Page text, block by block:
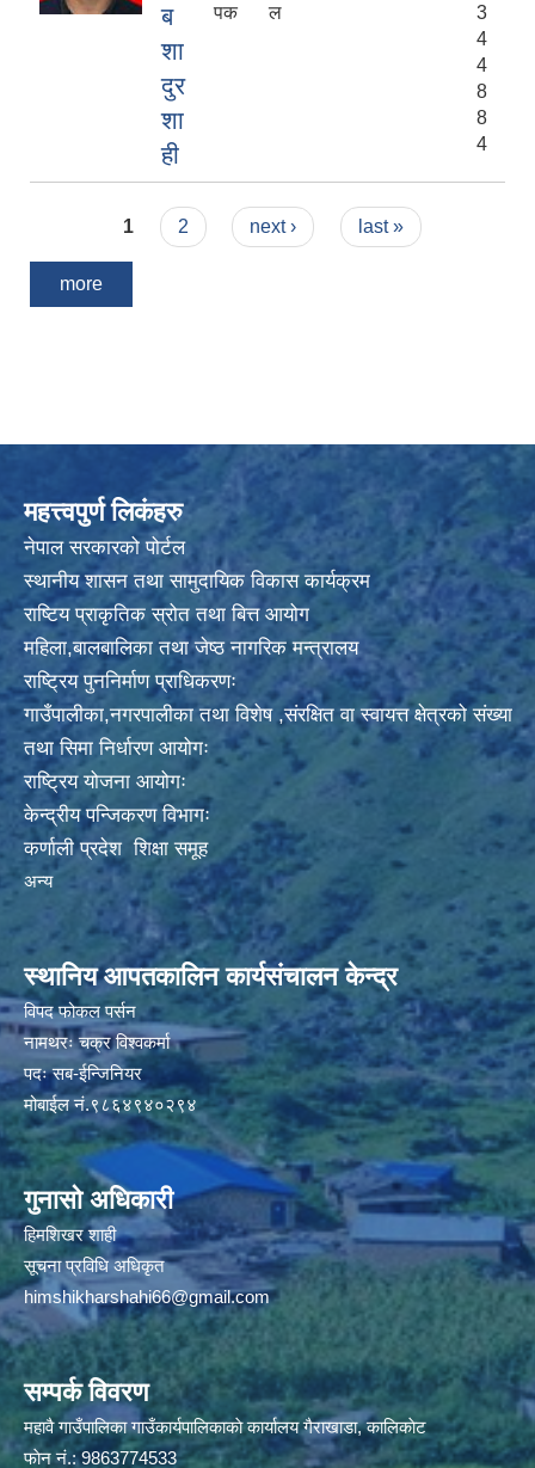
ब
शा
दुर
शा
ही
पक
ल
3
4
4
8
8
4
Pages
1 2 next › last »
more
महत्त्वपुर्ण लिकंहरु
नेपाल सरकारको पोर्टल
स्थानीय शासन तथा सामुदायिक विकास कार्यक्रम
राष्टिय प्राकृतिक स्रोत तथा बित्त आयोग
महिला,बालबालिका तथा जेष्ठ नागरिक मन्त्रालय
राष्ट्रिय पुननिर्माण प्राधिकरणः
गाउँपालीका,नगरपालीका तथा विशेष ,संरक्षित वा स्वायत्त क्षेत्रको संख्या
तथा सिमा निर्धारण आयोगः
राष्ट्रिय योजना आयोगः
केन्द्रीय पन्जिकरण विभागः
कर्णाली प्रदेश शिक्षा समूह
अन्य
स्थानिय आपतकालिन कार्यसंचालन केन्द्र
विपद फोकल पर्सन
नामथरः चक्र विश्वकर्मा
पदः सब-ईन्जिनियर
मोबाईल नं.९८६४९४०२९४
गुनासो अधिकारी
हिमशिखर शाही
सूचना प्रविधि अधिकृत
himshikharshahi66@gmail.com
सम्पर्क विवरण
महावै गाउँपालिका गाउँकार्यपालिकाकाे कार्यालय गैराखाडा, कालिकाेट
फाेन नं.: 9863774533